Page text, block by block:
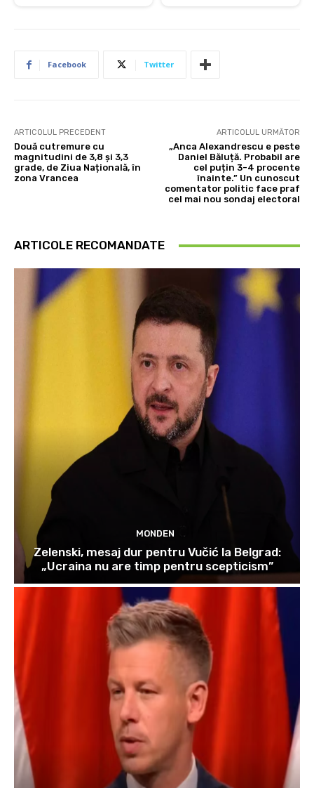
Facebook Twitter
ARTICOLUL PRECEDENT
Două cutremure cu
magnitudini de 3,8 şi 3,3
grade, de Ziua Națională, în
zona Vrancea
ARTICOLUL URMĂTOR
„Anca Alexandrescu e peste
Daniel Băluță. Probabil are
cel puțin 3-4 procente
înainte.” Un cunoscut
comentator politic face praf
cel mai nou sondaj electoral
ARTICOLE RECOMANDATE
MONDEN
Zelenski, mesaj dur pentru Vučić la Belgrad:
„Ucraina nu are timp pentru scepticism”